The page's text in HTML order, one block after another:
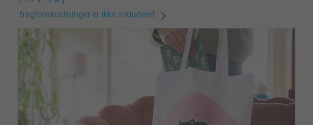
fragtomkostninger er ikke inkluderet